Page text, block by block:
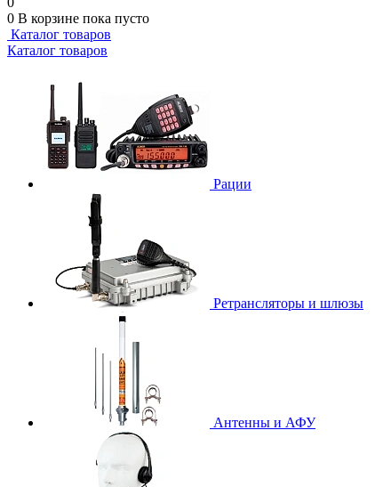
0 В корзине пока пусто
Каталог товаров
Каталог товаров
Рации
Ретрансляторы и шлюзы
Антенны и АФУ